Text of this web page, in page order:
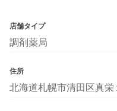
店舗タイプ
調剤薬局
住所
北海道札幌市清田区真